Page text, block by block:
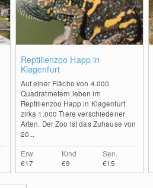
Reptilienzoo Happ in
Klagenfurt
Auf einer Fläche von 4.000
Quadratmetern leben im
Reptilienzoo Happ in Klagenfurt
zirka 1.000 Tiere verschiedener
Arten. Der Zoo ist das Zuhause von
20...
Erw.
€17
Kind
€9
Sen.
€15